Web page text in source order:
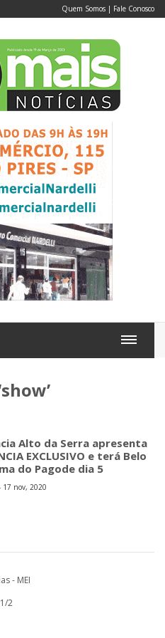
Quem Somos | Fale Conosco
Alto da Serra apresenta
EXCLUSIVO e terá Belo
do Pagode dia 5
17 nov, 2020
- MEI
2